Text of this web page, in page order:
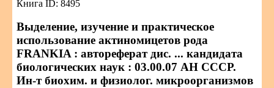
Книга ID: 8495
Выделение, изучение и практическое
использование актиномицетов рода
FRANKIA : автореферат дис. ... кандидата
биологических наук : 03.00.07 АН СССР.
Ин-т биохим. и физиолог. микроорганизмов